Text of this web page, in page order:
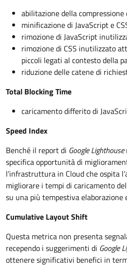
abilitazione della
minificazione di JavaScript e
rimozione di JavaScript
rimozione di CSS inutilizzato
piccoli legati al contesto della
riduzione delle catene di
Total Blocking Time
caricamento differito di
Speed Index
Benché il report di Google Lighthouse
specifica opportunità di
l’infrastruttura in Cloud che ospita
migliorare i tempi di caricamento
su una più tempestiva elaborazione
Cumulative Layout Shift
Questa metrica non presenta
recependo i suggerimenti di Google
ottenere significativi benefici in